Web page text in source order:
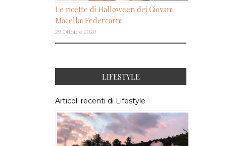
Le ricette di Halloween dei Giovani
Macellai Federcarni
29 Ottobre 2020
LIFESTYLE
Articoli recenti di Lifestyle